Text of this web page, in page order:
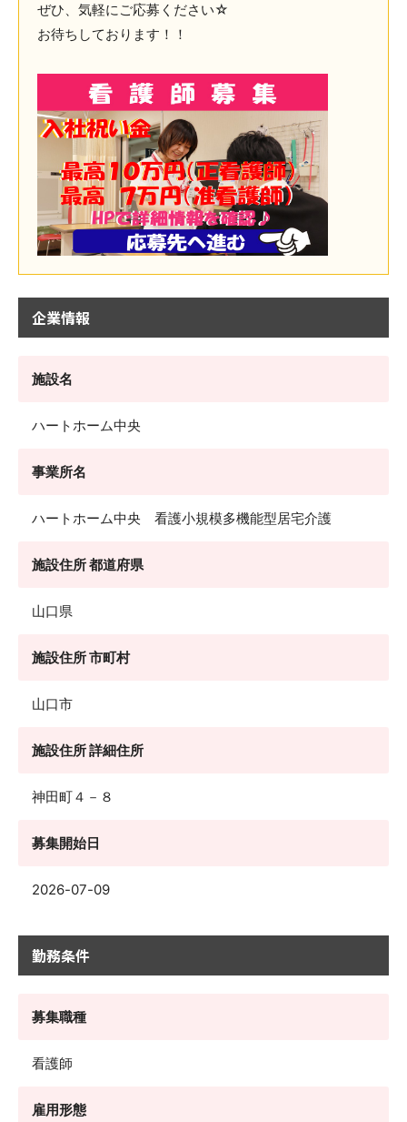
ぜひ、気軽にご応募ください☆
お待ちしております！！
企業情報
施設名
ハートホーム中央
事業所名
ハートホーム中央 看護小規模多機能型居宅介護
施設住所 都道府県
山口県
施設住所 市町村
山口市
施設住所 詳細住所
神田町４－８
募集開始日
2026-07-09
勤務条件
募集職種
看護師
雇用形態